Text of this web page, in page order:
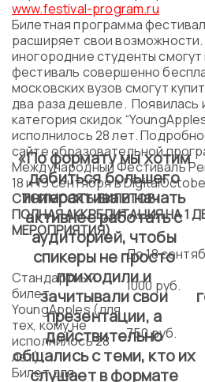
«По формату мы хотим
добиться большего
интерактива и начать
активнее работать с
аудиторией, чтобы
спикеры не просто
приходили и
зачитывали свои
презентации, а
действительно
общались с теми, кто их
слушает в формате
www.festival-program.ru
Билетная программа
расширяет свои
иногородние студенты смогут
фестиваль совершенно
московских вузов смогут
два раза дешевле. Появилась
категория скидок
исполнилось 28 лет.
сайте образовательной
Международный Фестиваль
18 и 19 сентября в
СТОИМОСТЬ БИЛЕТОВ:
ПОЛНАЯ АККРЕДИТАЦИЯ НА 1
МЕРОПРИЯТИЯ)
До 18
Стандартный
билет
1000 руб.
YoungApples (для
тех, кому не
исполнилось 28
лет)
750 руб.
Билет для